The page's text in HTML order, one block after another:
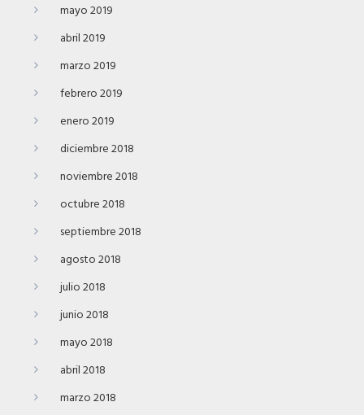
mayo 2019
abril 2019
marzo 2019
febrero 2019
enero 2019
diciembre 2018
noviembre 2018
octubre 2018
septiembre 2018
agosto 2018
julio 2018
junio 2018
mayo 2018
abril 2018
marzo 2018